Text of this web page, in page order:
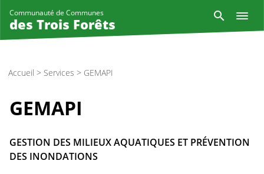
Communauté de Communes
des Trois Forêts
Accueil > Services > GEMAPI
GEMAPI
GESTION DES MILIEUX AQUATIQUES ET PRÉVENTION
DES INONDATIONS